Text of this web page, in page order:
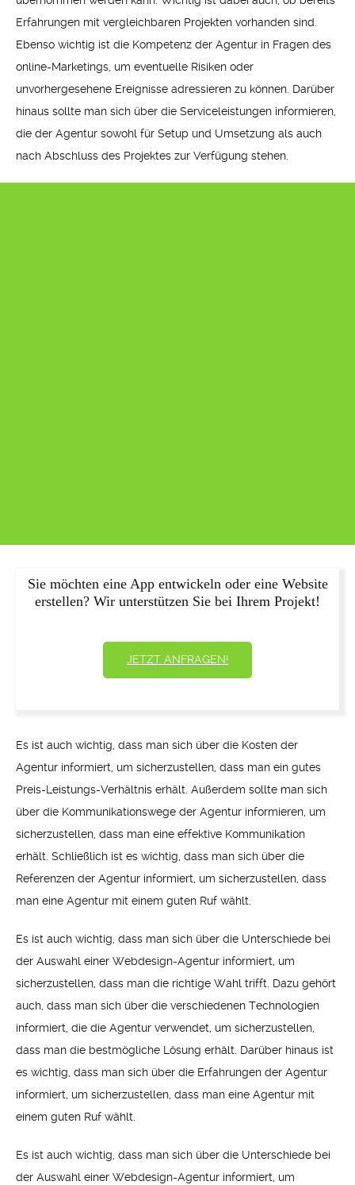
Erfahrungen mit vergleichbaren Projekten vorhanden sind.
Ebenso wichtig ist die Kompetenz der Agentur in Fragen des
online-Marketings, um eventuelle Risiken oder
unvorhergesehene Ereignisse adressieren zu können. Darüber
hinaus sollte man sich über die Serviceleistungen informieren,
die der Agentur sowohl für Setup und Umsetzung als auch
nach Abschluss des Projektes zur Verfügung stehen.
Sie möchten eine App entwickeln oder eine Website
erstellen? Wir unterstützen Sie bei Ihrem Projekt!
JETZT ANFRAGEN!
Es ist auch wichtig, dass man sich über die Kosten der
Agentur informiert, um sicherzustellen, dass man ein gutes
Preis-Leistungs-Verhältnis erhält. Außerdem sollte man sich
über die Kommunikationswege der Agentur informieren, um
sicherzustellen, dass man eine effektive Kommunikation
erhält. Schließlich ist es wichtig, dass man sich über die
Referenzen der Agentur informiert, um sicherzustellen, dass
man eine Agentur mit einem guten Ruf wählt.
Es ist auch wichtig, dass man sich über die Unterschiede bei
der Auswahl einer Webdesign-Agentur informiert, um
sicherzustellen, dass man die richtige Wahl trifft. Dazu gehört
auch, dass man sich über die verschiedenen Technologien
informiert, die die Agentur verwendet, um sicherzustellen,
dass man die bestmögliche Lösung erhält. Darüber hinaus ist
es wichtig, dass man sich über die Erfahrungen der Agentur
informiert, um sicherzustellen, dass man eine Agentur mit
einem guten Ruf wählt.
Es ist auch wichtig, dass man sich über die Unterschiede bei
der Auswahl einer Webdesign-Agentur informiert, um